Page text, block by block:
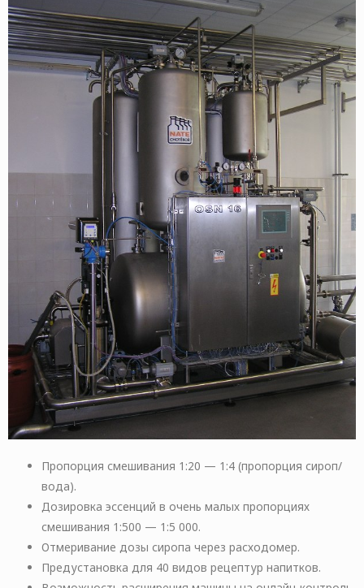
Пропорция смешивания 1:20 — 1:4 (пропорция сироп/
вода).
Дозировка эссенций в очень малых пропорциях
смешивания 1:500 — 1:5 000.
Отмеривание дозы сиропа через расходомер.
Предустановка для 40 видов рецептур напитков.